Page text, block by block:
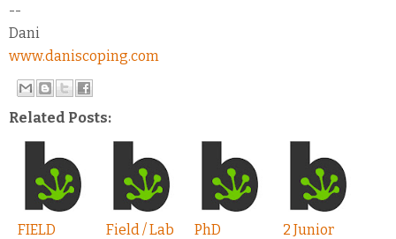
--
Dani
www.daniscoping.com
Related Posts:
FIELD
Field / Lab
PhD
2 Junior